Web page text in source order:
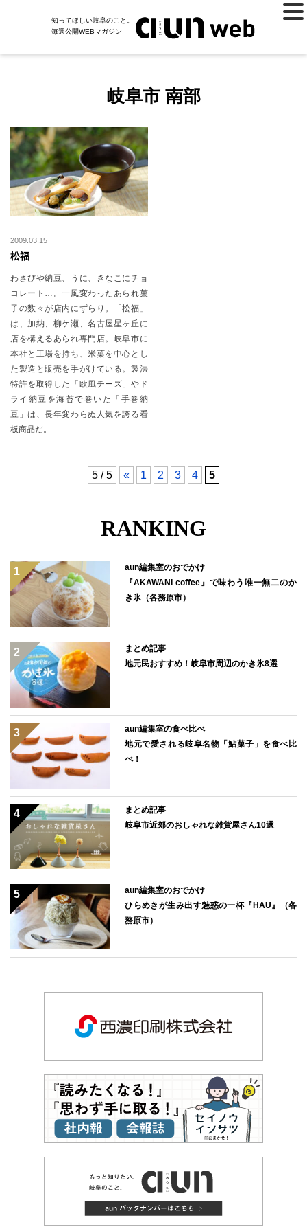
知ってほしい岐阜のこと。
毎週公開WEBマガジン
岐阜市 南部
2009.03.15
松福
わさびや納豆、うに、きなこにチョ
コレート…。一風変わったあられ菓
子の数々が店内にずらり。「松福」
は、加納、柳ケ瀬、名古屋星ヶ丘に
店を構えるあられ専門店。岐阜市に
本社と工場を持ち、米菓を中心とし
た製造と販売を手がけている。製法
特許を取得した「欧風チーズ」やド
ライ納豆を海苔で巻いた「手巻納
豆」は、長年変わらぬ人気を誇る看
板商品だ。
5 / 5 « 1 2 3 4 5
RANKING
aun編集室のおでかけ
『AKAWANI coffee』で味わう唯一無二のか
き氷（各務原市）
まとめ記事
地元民おすすめ！岐阜市周辺のかき氷8選
aun編集室の食べ比べ
地元で愛される岐阜名物「鮎菓子」を食べ比
べ！
まとめ記事
岐阜市近郊のおしゃれな雑貨屋さん10選
aun編集室のおでかけ
ひらめきが生み出す魅惑の一杯『HAU』（各
務原市）